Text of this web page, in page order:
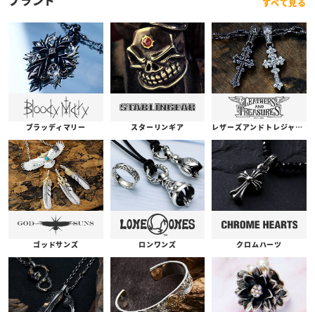
ブラッディマリー スターリンギア レザーズアンドトレジャーズ
ゴッドサンズ ロンワンズ クロムハーツ